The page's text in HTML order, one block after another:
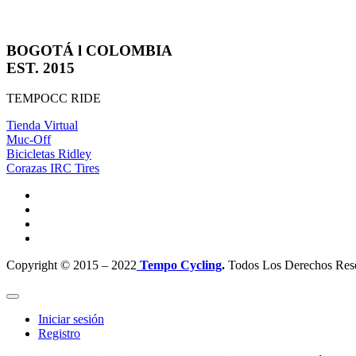
BOGOTÁ l COLOMBIA
EST. 2015
TEMPOCC RIDE
Tienda Virtual
Muc-Off
Bicicletas Ridley
Corazas IRC Tires
Copyright © 2015 – 2022 Tempo Cycling. Todos Los Derechos
Iniciar sesión
Registro